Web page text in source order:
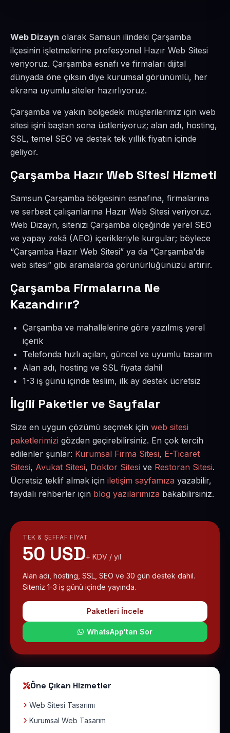
Web Dizayn olarak Samsun ilindeki Çarşamba
ilçesinin işletmelerine profesyonel Hazır Web Sitesi
veriyoruz. Çarşamba esnafı ve firmaları dijital
dünyada öne çıksın diye kurumsal görünümlü, her
ekrana uyumlu siteler hazırlıyoruz.
Çarşamba ve yakın bölgedeki müşterilerimiz için web
sitesi işini baştan sona üstleniyoruz; alan adı, hosting,
SSL, temel SEO ve destek tek yıllık fiyatın içinde
geliyor.
Çarşamba Hazır Web Sitesi Hizmeti
Samsun Çarşamba bölgesinin esnafına, firmalarına
ve serbest çalışanlarına Hazır Web Sitesi veriyoruz.
Web Dizayn, sitenizi Çarşamba ölçeğinde yerel SEO
ve yapay zekâ (AEO) içerikleriyle kurgular; böylece
“Çarşamba Hazır Web Sitesi” ya da “Çarşamba'de
web sitesi” gibi aramalarda görünürlüğünüzü artırır.
Çarşamba Firmalarına Ne
Kazandırır?
Çarşamba ve mahallelerine göre yazılmış yerel
içerik
Telefonda hızlı açılan, güncel ve uyumlu tasarım
Alan adı, hosting ve SSL fiyata dahil
1-3 iş günü içinde teslim, ilk ay destek ücretsiz
İlgili Paketler ve Sayfalar
Size en uygun çözümü seçmek için web sitesi
paketlerimizi gözden geçirebilirsiniz. En çok tercih
edilenler şunlar: Kurumsal Firma Sitesi, E-Ticaret
Sitesi, Avukat Sitesi, Doktor Sitesi ve Restoran Sitesi.
Ücretsiz teklif almak için iletişim sayfamıza yazabilir,
faydalı rehberler için blog yazılarımıza bakabilirsiniz.
TEK & ŞEFFAF FIYAT
50 USD+ KDV / yıl
Alan adı, hosting, SSL, SEO ve 30 gün destek dahil.
Siteniz 1-3 iş günü içinde yayında.
Paketleri İncele
WhatsApp'tan Sor
Öne Çıkan Hizmetler
Web Sitesi Tasarımı
Kurumsal Web Tasarım